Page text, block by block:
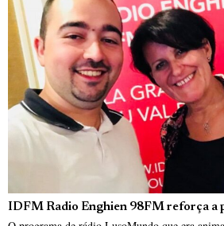
IDFM Radio Enghien 98FM reforça a